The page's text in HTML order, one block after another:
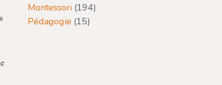
Montessori (194)
Pédagogie (15)